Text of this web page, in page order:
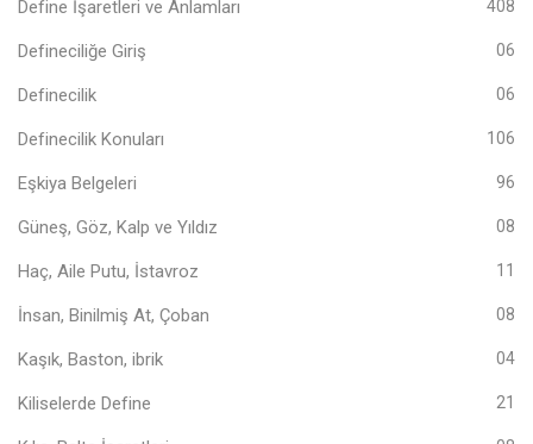
Define İşaretleri ve Anlamları 408
Defineciliğe Giriş 06
Definecilik 06
Definecilik Konuları 106
Eşkiya Belgeleri 96
Güneş, Göz, Kalp ve Yıldız 08
Haç, Aile Putu, İstavroz 11
İnsan, Binilmiş At, Çoban 08
Kaşık, Baston, ibrik 04
Kiliselerde Define 21